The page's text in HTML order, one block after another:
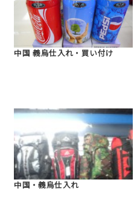
中国 義烏仕入れ・買い付け
中国・義烏仕入れ